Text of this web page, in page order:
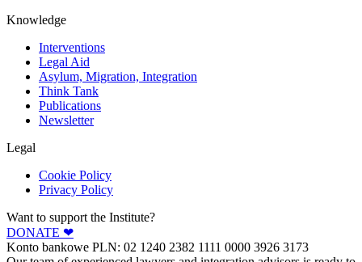
Knowledge
Interventions
Legal Aid
Asylum, Migration, Integration
Think Tank
Publications
Newsletter
Legal
Cookie Policy
Privacy Policy
Want to support the Institute?
DONATE ❤︎
Konto bankowe PLN: 02 1240 2382 1111 0000 3926 3173